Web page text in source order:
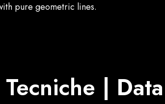
pure geometric lines.
|